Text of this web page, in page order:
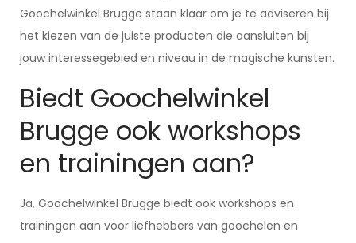
Goochelwinkel Brugge staan klaar om je te adviseren bij
het kiezen van de juiste producten die aansluiten bij
jouw interessegebied en niveau in de magische kunsten.
Biedt Goochelwinkel
Brugge ook workshops
en trainingen aan?
Ja, Goochelwinkel Brugge biedt ook workshops en
trainingen aan voor liefhebbers van goochelen en